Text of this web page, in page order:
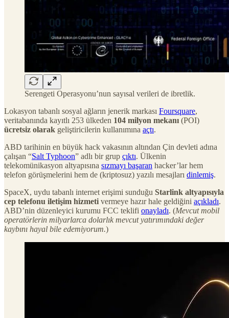
Serengeti Operasyonu’nun sayısal verileri de ibretlik.
Lokasyon tabanlı sosyal ağların jenerik markası Foursquare,
veritabanında kayıtlı 253 ülkeden 104 milyon mekanı (POI)
ücretsiz olarak geliştiricilerin kullanımına açtı.
ABD tarihinin en büyük hack vakasının altından Çin devleti adına
çalışan “Salt Typhoon” adlı bir grup çıktı. Ülkenin
telekomünikasyon altyapısına sızmayı başaran hacker’lar hem
telefon görüşmelerini hem de (kriptosuz) yazılı mesajları dinlemiş.
SpaceX, uydu tabanlı internet erişimi sunduğu Starlink altyapısıyla
cep telefonu iletişim hizmeti vermeye hazır hale geldiğini açıkladı.
ABD’nin düzenleyici kurumu FCC teklifi onayladı. (Mevcut mobil
operatörlerin milyarlarca dolarlık mevcut yatırımındaki değer
kaybını hayal bile edemiyorum.)